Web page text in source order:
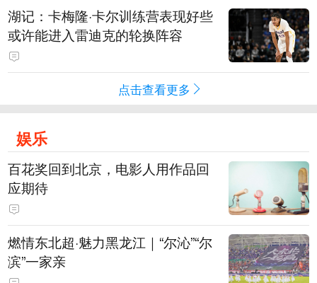
湖记：卡梅隆·卡尔训练营表现好些
或许能进入雷迪克的轮换阵容
点击查看更多
娱乐
百花奖回到北京，电影人用作品回
应期待
燃情东北超·魅力黑龙江｜“尔沁”“尔
滨”一家亲